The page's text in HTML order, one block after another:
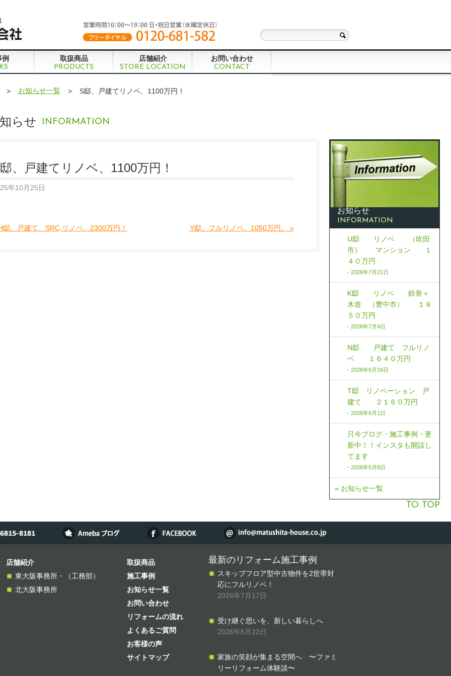
取扱商品
PRODUCTS
店舗紹介
STORE LOCATION
お問い合わせ
CONTACT
> お知らせ一覧 > S邸、戸建てリノベ、1100万円！
らせ INFORMATION
、戸建てリノベ、1100万円！
年10月25日
邸、戸建て、SRC,リノベ、2300万円！ Y邸、フルリノベ、1050万円。 »
お知らせ
INFORMATION
U邸 リノベ （吹田
市） マンション １
４０万円
- 2026年7月21日
K邸 リノベ 鉄骨＋
木造 （豊中市） １８
５０万円
- 2026年7月4日
N邸 戸建て フルリノ
ベ １６４０万円
- 2026年6月16日
T邸 リノベーション 戸
建て ２１６０万円
- 2026年6月1日
只今ブログ・施工事例・更
新中！！インスタも開設し
てます
- 2026年5月8日
» お知らせ一覧
TO TOP
店舗紹介
東大阪事務所・（工務部）
北大阪事務所
取扱商品
施工事例
お知らせ一覧
お問い合わせ
リフォームの流れ
よくあるご質問
お客様の声
サイトマップ
最新のリフォーム施工事例
スキップフロア型中古物件を2世帯対
応にフルリノベ！
2026年7月17日
受け継ぐ思いを、新しい暮らしへ
2026年5月22日
家族の笑顔が集まる空間へ 〜ファミ
リーリフォーム体験談〜